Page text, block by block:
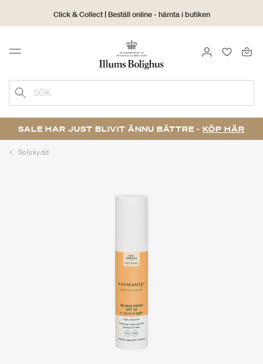
Click & Collect | Beställ online - hämta i butiken
30 dagars returrätt
Menu LOGGA IN
SÖK
SALE HAR JUST BLIVIT ÄNNU BÄTTRE - KÖP HÄR
Solskydd